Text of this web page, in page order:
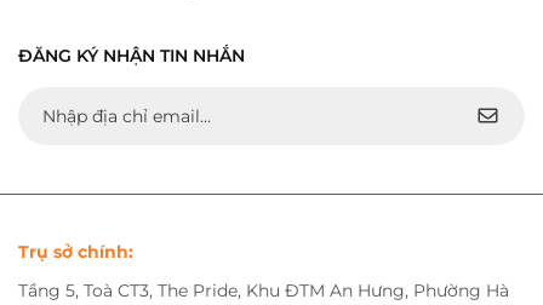
ĐĂNG KÝ NHẬN TIN NHẮN
Trụ sở chính:
Tầng 5, Toà CT3, The Pride, Khu ĐTM An Hưng, Phường Hà